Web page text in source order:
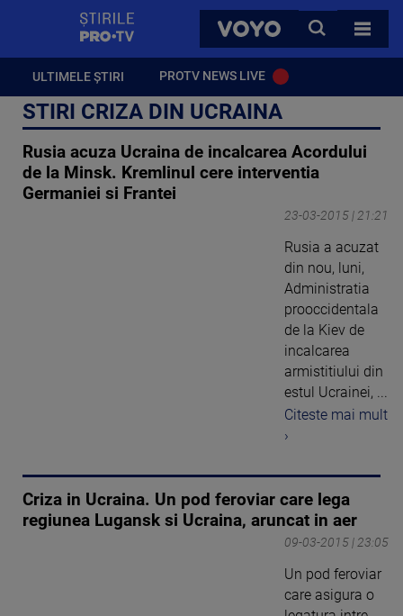
VOYO
CAUTA
TOATE
ULTIMELE ȘTIRI PROTV NEWS LIVE
STIRI CRIZA DIN UCRAINA
Rusia acuza Ucraina de incalcarea Acordului
de la Minsk. Kremlinul cere interventia
Germaniei si Frantei
23-03-2015 | 21:21
Rusia a acuzat
din nou, luni,
Administratia
prooccidentala
de la Kiev de
incalcarea
armistitiului din
estul Ucrainei, ...
Citeste mai mult
›
Criza in Ucraina. Un pod feroviar care lega
regiunea Lugansk si Ucraina, aruncat in aer
09-03-2015 | 23:05
Un pod feroviar
care asigura o